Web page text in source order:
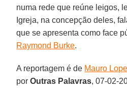
numa rede que reúne leigos,
Igreja, na concepção deles,
que se apresenta como face
Raymond Burke.
A reportagem é de Mauro
porOutras Palavras, 07-02-